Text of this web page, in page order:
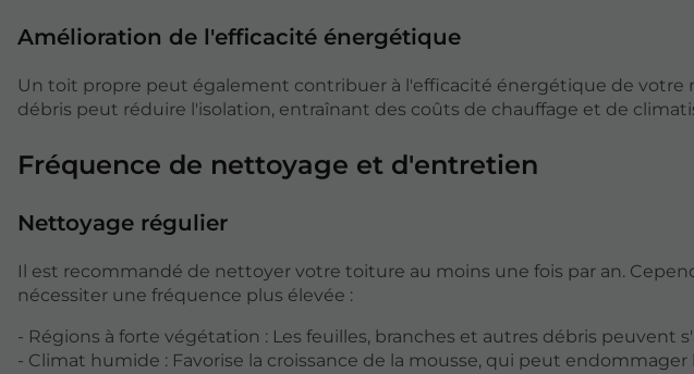
Amélioration de l'efficacité énergétique
Un toit propre peut également contribuer à l'efficacité énergétique de votre
débris peut réduire l'isolation, entraînant des coûts de chauffage et de
Fréquence de nettoyage et d'entretien
Nettoyage régulier
Il est recommandé de nettoyer votre toiture au moins une fois par an.
nécessiter une fréquence plus élevée :
- Régions à forte végétation : Les feuilles, branches et autres débris peuvent
- Climat humide : Favorise la croissance de la mousse, qui peut